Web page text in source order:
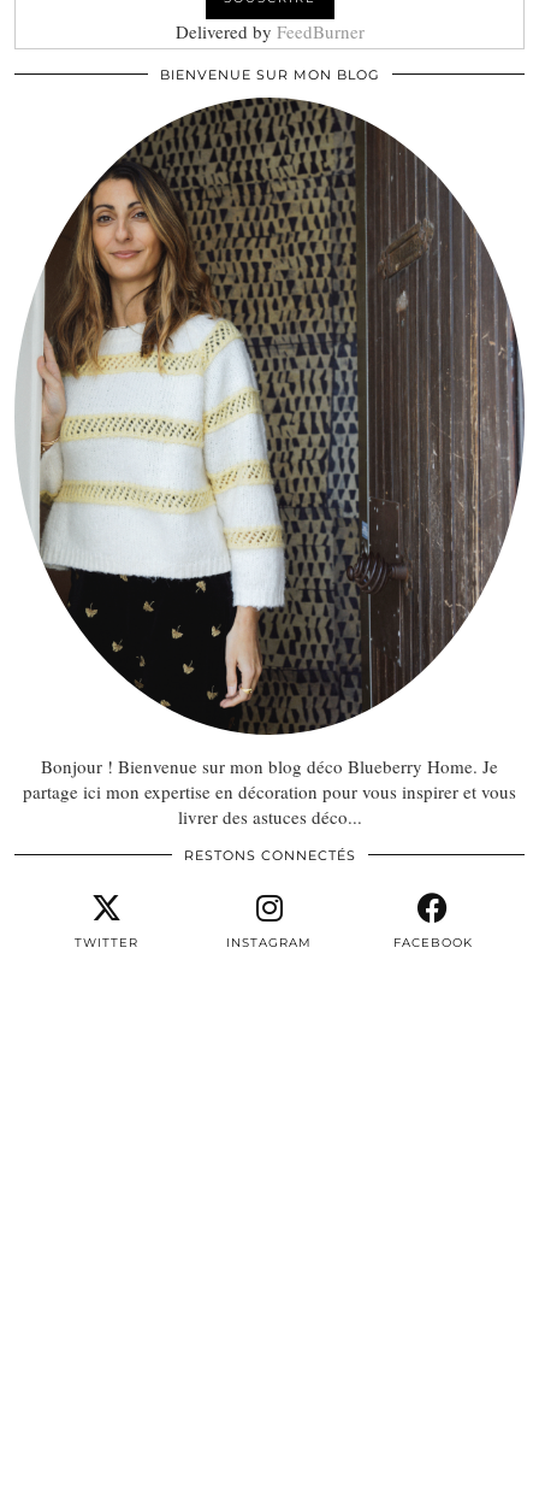
Delivered by FeedBurner
BIENVENUE SUR MON BLOG
Bonjour ! Bienvenue sur mon blog déco Blueberry Home. Je
partage ici mon expertise en décoration pour vous inspirer et vous
livrer des astuces déco...
RESTONS CONNECTÉS
TWITTER INSTAGRAM FACEBOOK